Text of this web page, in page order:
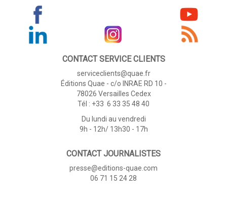
CONTACT SERVICE CLIENTS
serviceclients@quae.fr
Éditions Quae - c/o INRAE RD 10 -
78026 Versailles Cedex
Tél : +33 6 33 35 48 40
Du lundi au vendredi
9h - 12h/ 13h30 - 17h
CONTACT JOURNALISTES
presse@editions-quae.com
06 71 15 24 28